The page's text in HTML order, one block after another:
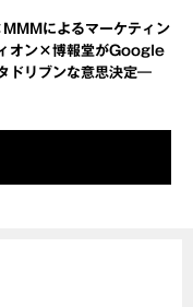
によるマーケティン
オン×博報堂がGoogle
ドリブンな意思決定―